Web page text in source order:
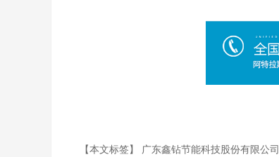
【本文标签】 广东鑫钻节能科技股份有限公司